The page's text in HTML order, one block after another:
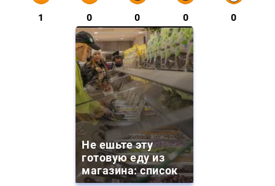
1 0 0 0 0
Не ешьте эту
готовую еду из
магазина: список